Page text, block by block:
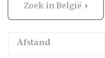
Zoek in België
Afstand